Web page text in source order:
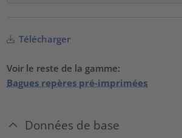
Télécharger
Voir le reste de la gamme:
Bagues repères pré-imprimées
Données de base